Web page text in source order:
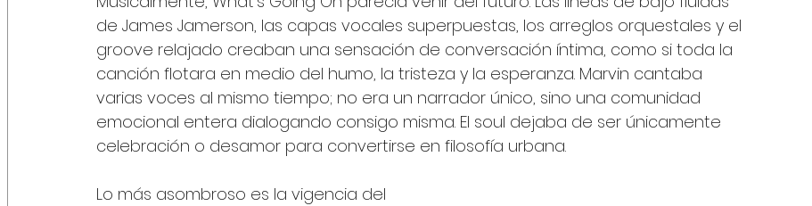
de James Jamerson, las capas vocales superpuestas, los arreglos orquestales y el
groove relajado creaban una sensación de conversación íntima, como si toda la
canción flotara en medio del humo, la tristeza y la esperanza. Marvin cantaba
varias voces al mismo tiempo; no era un narrador único, sino una comunidad
emocional entera dialogando consigo misma. El soul dejaba de ser únicamente
celebración o desamor para convertirse en filosofía urbana.
Lo más asombroso es la vigencia del